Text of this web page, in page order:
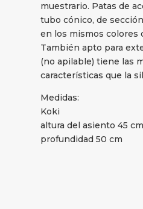
muestrario. Patas de
tubo cónico, de
en los mismos colores
También apto para
(no apilable) tiene las
características que la
Medidas:
Koki
altura del asiento 45 cm
profundidad 50 cm